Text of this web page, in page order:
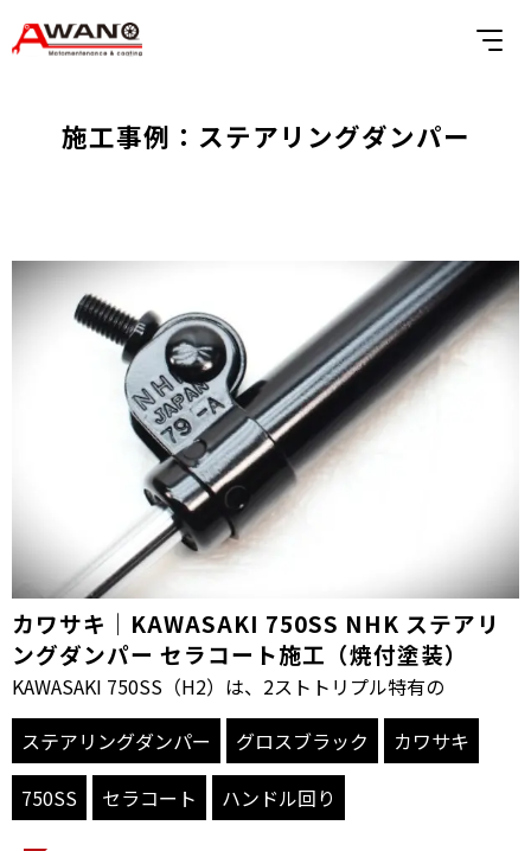
施工事例：ステアリングダンパー
カワサキ｜KAWASAKI 750SS NHK ステアリ
ングダンパー セラコート施工（焼付塗装）
KAWASAKI 750SS（H2）は、2ストトリプル特有の
ステアリングダンパー
グロスブラック
カワサキ
750SS
セラコート ハンドル回り